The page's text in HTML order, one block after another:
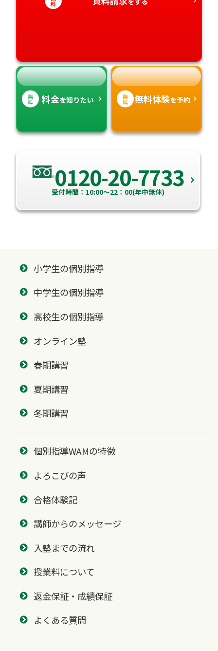
愛知県
香川県
高知県
宮崎県
沖縄県
料
無
料 料金を知りたい 無
料 無料体験を予約
0120-20-7733
受付時間：10:00～22：00(年中無休)
小学生の個別指導
中学生の個別指導
高校生の個別指導
オンライン塾
春期講習
夏期講習
冬期講習
個別指導WAMの特徴
よろこびの声
合格体験記
講師からのメッセージ
入塾までの流れ
授業料について
返金保証・成績保証
よくある質問